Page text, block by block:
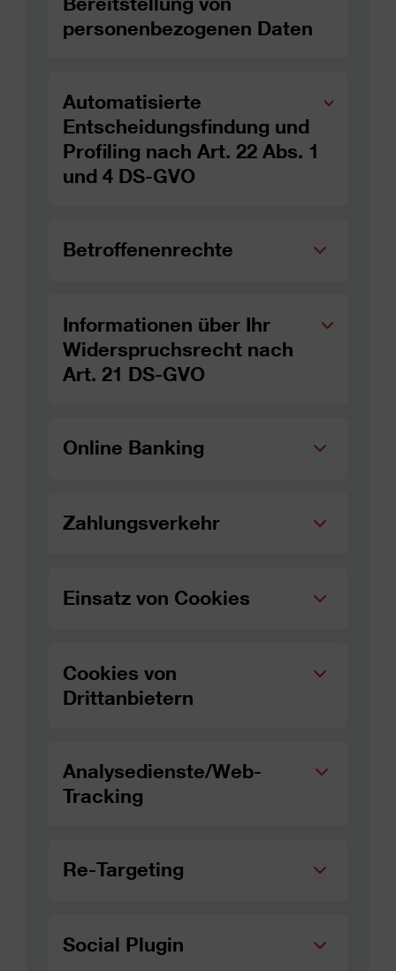
personenbezogenen Daten
Automatisierte
Entscheidungsfindung und
Profiling nach Art. 22 Abs. 1
und 4 DS-GVO
Betroffenenrechte
Informationen über Ihr
Widerspruchsrecht nach
Art. 21 DS-GVO
Online Banking
Zahlungsverkehr
Einsatz von Cookies
Cookies von
Drittanbietern
Analysedienste/Web-
Tracking
Re-Targeting
Social Plugin